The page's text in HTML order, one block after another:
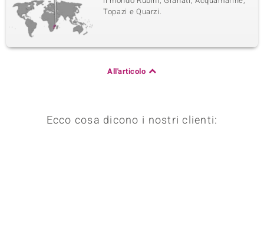
Topazi e Quarzi.
All'articolo
Ecco cosa dicono i nostri clienti: